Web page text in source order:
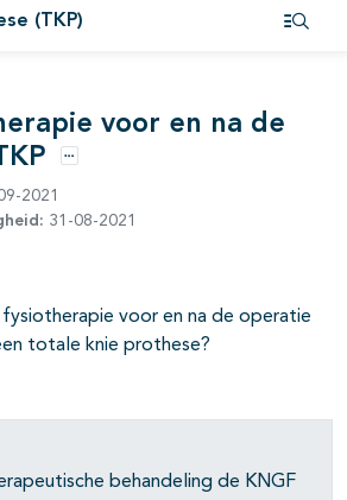
(TKP)
voor en na de
Opties
2021
31-08-2021
voor en na de operatie
totale knie prothese?
behandeling de KNGF